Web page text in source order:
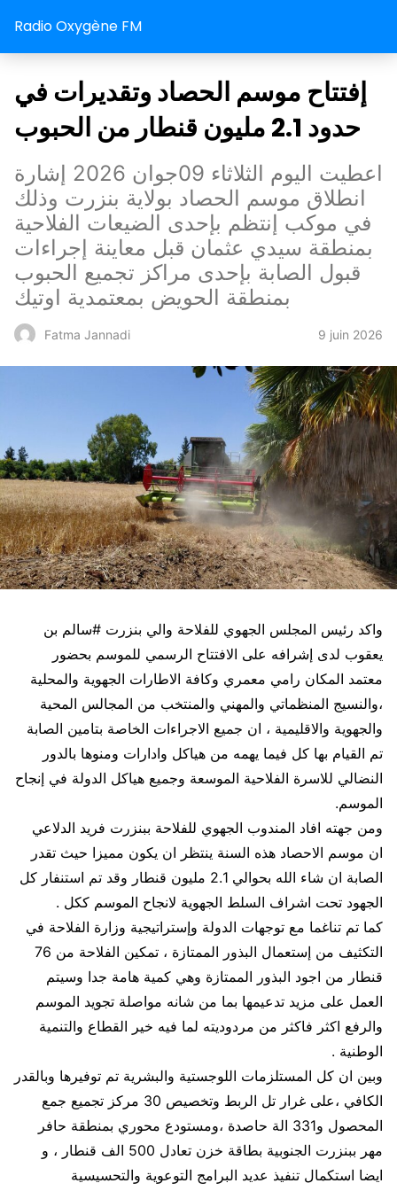
Radio Oxygène FM
إفتتاح موسم الحصاد وتقديرات في
حدود 2.1 مليون قنطار من الحبوب
اعطيت اليوم الثلاثاء 09جوان 2026 إشارة
انطلاق موسم الحصاد بولاية بنزرت وذلك
في موكب إنتظم بإحدى الضيعات الفلاحية
بمنطقة سيدي عثمان قبل معاينة إجراءات
قبول الصابة بإحدى مراكز تجميع الحبوب
بمنطقة الحويض بمعتمدية اوتيك
Fatma Jannadi 9 juin 2026
واكد رئيس المجلس الجهوي للفلاحة والي بنزرت #سالم بن
يعقوب لدى إشرافه على الافتتاح الرسمي للموسم بحضور
معتمد المكان رامي معمري وكافة الاطارات الجهوية والمحلية
،والنسيج المنظماتي والمهني والمنتخب من المجالس المحية
والجهوية والاقليمية ، ان جميع الاجراءات الخاصة بتامين الصابة
تم القيام بها كل فيما يهمه من هياكل وادارات ومنوها بالدور
النضالي للاسرة الفلاحية الموسعة وجميع هياكل الدولة في إنجاح
الموسم.
ومن جهته افاد المندوب الجهوي للفلاحة ببنزرت فريد الدلاعي
ان موسم الاحصاد هذه السنة ينتظر ان يكون مميزا حيث تقدر
الصابة ان شاء الله بحوالي 2.1 مليون قنطار وقد تم استنفار كل
الجهود تحت اشراف السلط الجهوية لانجاح الموسم ككل .
كما تم تناغما مع توجهات الدولة وإستراتيجية وزارة الفلاحة في
التكثيف من إستعمال البذور الممتازة ، تمكين الفلاحة من 76
قنطار من اجود البذور الممتازة وهي كمية هامة جدا وسيتم
العمل على مزيد تدعيمها بما من شانه مواصلة تجويد الموسم
والرفع اكثر فاكثر من مردوديته لما فيه خير القطاع والتنمية
الوطنية .
وبين ان كل المستلزمات اللوجستية والبشرية تم توفيرها وبالقدر
الكافي ،على غرار تل الربط وتخصيص 30 مركز تجميع جمع
المحصول و331 الة حاصدة ،ومستودع محوري بمنطقة حافر
مهر ببنزرت الجنوبية بطاقة خزن تعادل 500 الف قنطار ، و
ايضا استكمال تنفيذ عديد البرامج التوعوية والتحسيسية